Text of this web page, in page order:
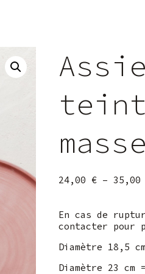
masse
24,00 € –35,00
En cas de
contacter pour
Diamètre 18,5
Diamètre 23